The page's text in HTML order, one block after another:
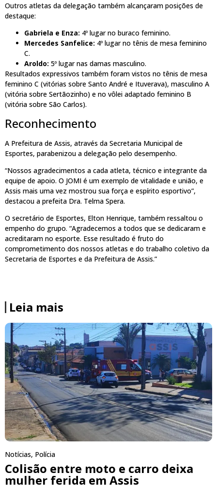
Outros atletas da delegação também alcançaram posições de
destaque:
Gabriela e Enza: 4º lugar no buraco feminino.
Mercedes Sanfelice: 4º lugar no tênis de mesa feminino
C.
Aroldo: 5º lugar nas damas masculino.
Resultados expressivos também foram vistos no tênis de mesa
feminino C (vitórias sobre Santo André e Ituverava), masculino A
(vitória sobre Sertãozinho) e no vôlei adaptado feminino B
(vitória sobre São Carlos).
Reconhecimento
A Prefeitura de Assis, através da Secretaria Municipal de
Esportes, parabenizou a delegação pelo desempenho.
“Nossos agradecimentos a cada atleta, técnico e integrante da
equipe de apoio. O JOMI é um exemplo de vitalidade e união, e
Assis mais uma vez mostrou sua força e espírito esportivo”,
destacou a prefeita Dra. Telma Spera.
O secretário de Esportes, Elton Henrique, também ressaltou o
empenho do grupo. “Agradecemos a todos que se dedicaram e
acreditaram no esporte. Esse resultado é fruto do
comprometimento dos nossos atletas e do trabalho coletivo da
Secretaria de Esportes e da Prefeitura de Assis.”
Leia mais
Notícias, Polícia
Colisão entre moto e carro deixa
mulher ferida em Assis